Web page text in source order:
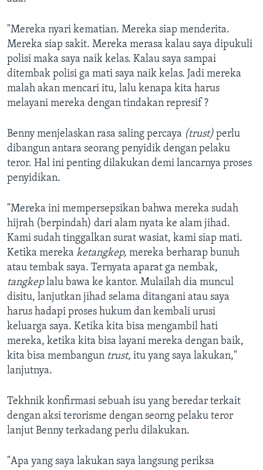
"Mereka nyari kematian. Mereka siap menderita.
Mereka siap sakit. Mereka merasa kalau saya dipukuli
polisi maka saya naik kelas. Kalau saya sampai
ditembak polisi ga mati saya naik kelas. Jadi mereka
malah akan mencari itu, lalu kenapa kita harus
melayani mereka dengan tindakan represif ?
Benny menjelaskan rasa saling percaya (trust) perlu
dibangun antara seorang penyidik dengan pelaku
teror. Hal ini penting dilakukan demi lancarnya proses
penyidikan.
"Mereka ini mempersepsikan bahwa mereka sudah
hijrah (berpindah) dari alam nyata ke alam jihad.
Kami sudah tinggalkan surat wasiat, kami siap mati.
Ketika mereka ketangkep, mereka berharap bunuh
atau tembak saya. Ternyata aparat ga nembak,
tangkeplalu bawa ke kantor. Mulailah dia muncul
disitu, lanjutkan jihad selama ditangani atau saya
harus hadapi proses hukum dan kembali urusi
keluarga saya. Ketika kita bisa mengambil hati
mereka, ketika kita bisa layani mereka dengan baik,
kita bisa membangun trust, itu yang saya lakukan,"
lanjutnya.
Tekhnik konfirmasi sebuah isu yang beredar terkait
dengan aksi terorisme dengan seorng pelaku teror
lanjut Benny terkadang perlu dilakukan.
"Apa yang saya lakukan saya langsung periksa